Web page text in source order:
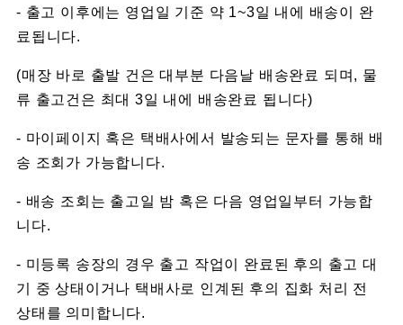
- 출고 이후에는 영업일 기준 약 1~3일 내에 배송이 완
료됩니다.
(매장 바로 출발 건은 대부분 다음날 배송완료 되며, 물
류 출고건은 최대 3일 내에 배송완료 됩니다)
- 마이페이지 혹은 택배사에서 발송되는 문자를 통해 배
송 조회가 가능합니다.
- 배송 조회는 출고일 밤 혹은 다음 영업일부터 가능합
니다.
- 미등록 송장의 경우 출고 작업이 완료된 후의 출고 대
기 중 상태이거나 택배사로 인계된 후의 집화 처리 전
상태를 의미합니다.